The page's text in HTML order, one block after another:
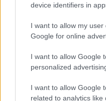
device identifiers in
I want to allow my
Google for online
I want to allow Google
personalized
I want to allow Google
related to analytics like
„Jöjj el szabadság, te
költő) „Hogy kell-e
megoszlanak a
sturnus_vulgaris 2009.